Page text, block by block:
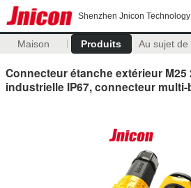
Shenzhen Jnicon
Maison Produits Au sujet de
Connecteur étanche extérieur
industrielle IP67, connecteur